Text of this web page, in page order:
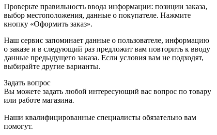
Проверьте правильность ввода информации: позиции заказа,
выбор местоположения, данные о покупателе. Нажмите
кнопку «Оформить заказ».
Наш сервис запоминает данные о пользователе, информацию
о заказе и в следующий раз предложит вам повторить к вводу
данные предыдущего заказа. Если условия вам не подходят,
выбирайте другие варианты.
Задать вопрос
Вы можете задать любой интересующий вас вопрос по товару
или работе магазина.
Наши квалифицированные специалисты обязательно вам
помогут.